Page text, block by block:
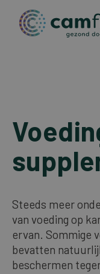
naar
inhoud
Steeds meer
van voeding op
ervan. Sommige
bevatten
beschermen
CAM-methoden
Publicaties
Over Camfida
Contact